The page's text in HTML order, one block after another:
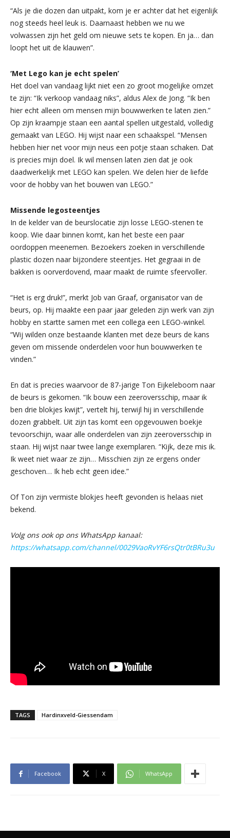
“Als je die dozen dan uitpakt, kom je er achter dat het eigenlijk
nog steeds heel leuk is. Daarnaast hebben we nu we
volwassen zijn het geld om nieuwe sets te kopen. En ja… dan
loopt het uit de klauwen”.
‘Met Lego kan je echt spelen’
Het doel van vandaag lijkt niet een zo groot mogelijke omzet
te zijn: “Ik verkoop vandaag niks”, aldus Alex de Jong. “Ik ben
hier echt alleen om mensen mijn bouwwerken te laten zien.”
Op zijn kraampje staan een aantal spellen uitgestald, volledig
gemaakt van LEGO. Hij wijst naar een schaakspel. “Mensen
hebben hier net voor mijn neus een potje staan schaken. Dat
is precies mijn doel. Ik wil mensen laten zien dat je ook
daadwerkelijk met LEGO kan spelen. We delen hier de liefde
voor de hobby van het bouwen van LEGO.”
Missende legosteentjes
In de kelder van de beurslocatie zijn losse LEGO-stenen te
koop. Wie daar binnen komt, kan het beste een paar
oordoppen meenemen. Bezoekers zoeken in verschillende
plastic dozen naar bijzondere steentjes. Het gegraai in de
bakken is oorverdovend, maar maakt de ruimte sfeervoller.
“Het is erg druk!”, merkt Job van Graaf, organisator van de
beurs, op. Hij maakte een paar jaar geleden zijn werk van zijn
hobby en startte samen met een collega een LEGO-winkel.
“Wij wilden onze bestaande klanten met deze beurs de kans
geven om missende onderdelen voor hun bouwwerken te
vinden.”
En dat is precies waarvoor de 87-jarige Ton Eijkeleboom naar
de beurs is gekomen. “Ik bouw een zeeroversschip, maar ik
ben drie blokjes kwijt”, vertelt hij, terwijl hij in verschillende
dozen grabbelt. Uit zijn tas komt een opgevouwen boekje
tevoorschijn, waar alle onderdelen van zijn zeeroversschip in
staan. Hij wijst naar twee lange exemplaren. “Kijk, deze mis ik.
Ik weet niet waar ze zijn… Misschien zijn ze ergens onder
geschoven… Ik heb echt geen idee.”
Of Ton zijn vermiste blokjes heeft gevonden is helaas niet
bekend.
Volg ons ook op ons WhatsApp kanaal:
https://whatsapp.com/channel/0029VaoRvYF6rsQtr0tBRu3u
TAGS Hardinxveld-Giessendam
Facebook X WhatsApp